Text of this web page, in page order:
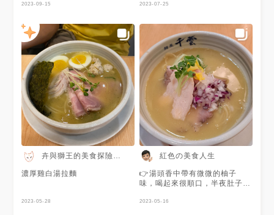
也反映在其豐富度上 三片雞叉
雞丸子，一片海苔，還有點綴的
青菜、柑橘和洋蔥丁 很日本味
的雞白湯，濃度略高（可以加柴
魚高湯稀釋） 湯頭很優，濃郁
中帶點清爽 微微的膩口感正好
搭配生洋蔥丁達到平衡 麵可以
選擇硬度，細捲麵的Q度不到特
別出色，硬度選擇偏硬還蠻剛好
湯的稠度和麵條的吸附度調整得
很棒，能非常順口的一口接著一
口，吸麵吸到停不下來 蛋的調
味中規中矩，不過口感很嫩 舒
肥雞肉算是非常非常嫩，很少吃
到口感這麼好的雞胸 豬叉燒帶
點不會太搶戲的煙燻味，厚薄適
中，肉質令人驚艷 つくね（雞
過也有吃到碎的硬骨頭 微苦的
2023-09-15
內的距離。 『用一碗拉麵，讓
開店時間到凌晨四點，午夜排隊
也很正常!! 主打雞白湯，有濃
厚、淡薄湯頭，丼飯、煎餃多樣
化選擇。 🔖 鹽味雞湯拉麵 清爽
柚香 湯頭是以雞為基底熬煮八
小時，使用數種嚴選食材所製的
獨家鹽味湯頭。 加了柚子皮和
蔥絲讓湯頭更鮮甜，散發淡淡果
香味，讓鹹香的雞湯變得特別，
油潤中帶著清新風味!! 軟柔鮮嫩
的雞叉燒和豆腐口感般的雞肉丸
麵條是使用日本小麥粉，由知名
的三河屋製麵所特製的麵體。完
整吸附湯汁，有硬度帶有嚼勁。
🔖 雞白湯拉麵 濃厚 湯頭使用大
量雞腳、整隻春雞和白露花雞，
還有雞脖、雞骨細火慢熬八個小
回日本鑽研出的做法，再加入日
2023-07-25
濃厚雞白湯拉麵
2023-05-28
紅色の美食人生
👉湯頭香中帶有微微的柚子
味，喝起來很順口，半夜肚子餓
面也排了快四五十分鐘
2023-05-16